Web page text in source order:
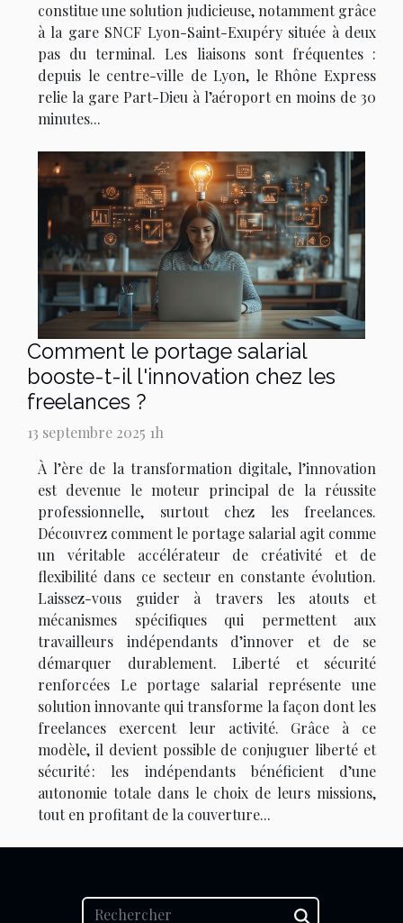
constitue une solution judicieuse, notamment grâce
à la gare SNCF Lyon-Saint-Exupéry située à deux
pas du terminal. Les liaisons sont fréquentes :
depuis le centre-ville de Lyon, le Rhône Express
relie la gare Part-Dieu à l’aéroport en moins de 30
minutes...
Comment le portage salarial
booste-t-il l'innovation chez les
freelances ?
13 septembre 2025 1h
À l’ère de la transformation digitale, l’innovation
est devenue le moteur principal de la réussite
professionnelle, surtout chez les freelances.
Découvrez comment le portage salarial agit comme
un véritable accélérateur de créativité et de
flexibilité dans ce secteur en constante évolution.
Laissez-vous guider à travers les atouts et
mécanismes spécifiques qui permettent aux
travailleurs indépendants d’innover et de se
démarquer durablement. Liberté et sécurité
renforcées Le portage salarial représente une
solution innovante qui transforme la façon dont les
freelances exercent leur activité. Grâce à ce
modèle, il devient possible de conjuguer liberté et
sécurité : les indépendants bénéficient d’une
autonomie totale dans le choix de leurs missions,
tout en profitant de la couverture...